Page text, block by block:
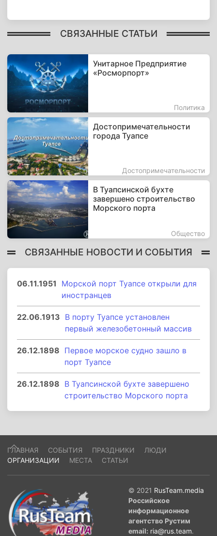
СВЯЗАННЫЕ СТАТЬИ
Унитарное Предприятие
«Росморпорт»
Политика
Достопримечательности
города Туапсе
Достопримечательности
В Туапсинской бухте
завершено строительство
Морского порта
Общество
СВЯЗАННЫЕ НОВОСТИ И СОБЫТИЯ
06.11.1951
Морской порт Туапсе открыли для
иностранцев
22.06.1913 В порту Туапсе установлен
первый железобетонный массив
26.12.1898 Первое морское судно зашло в
порт Туапсе
26.12.1898 В Туапсинской бухте завершено
строительство Морского порта
ГЛАВНАЯ СОБЫТИЯ ПРАЗДНИКИ
ЛЮДИ
ОРГАНИЗАЦИИ
МЕСТА СТАТЬИ
© 2021 RusTeam.media
Российское
информационное
агентство Рустим
email: ria@rus.team.